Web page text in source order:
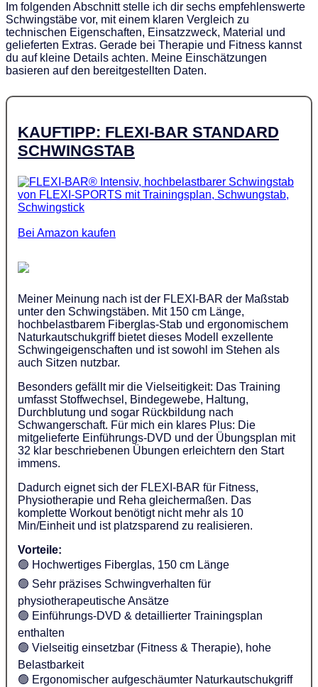
Im folgenden Abschnitt stelle ich dir sechs empfehlenswerte
Schwingstäbe vor, mit einem klaren Vergleich zu
technischen Eigenschaften, Einsatzzweck, Material und
gelieferten Extras. Gerade bei Therapie und Fitness kannst
du auf kleine Details achten. Meine Einschätzungen
basieren auf den bereitgestellten Daten.
KAUFTIPP: FLEXI-BAR STANDARD
SCHWINGSTAB
Bei Amazon kaufen
Meiner Meinung nach ist der FLEXI-BAR der Maßstab
unter den Schwingstäben. Mit 150 cm Länge,
hochbelastbarem Fiberglas-Stab und ergonomischem
Naturkautschukgriff bietet dieses Modell exzellente
Schwingeigenschaften und ist sowohl im Stehen als
auch Sitzen nutzbar.
Besonders gefällt mir die Vielseitigkeit: Das Training
umfasst Stoffwechsel, Bindegewebe, Haltung,
Durchblutung und sogar Rückbildung nach
Schwangerschaft. Für mich ein klares Plus: Die
mitgelieferte Einführungs-DVD und der Übungsplan mit
32 klar beschriebenen Übungen erleichtern den Start
immens.
Dadurch eignet sich der FLEXI-BAR für Fitness,
Physiotherapie und Reha gleichermaßen. Das
komplette Workout benötigt nicht mehr als 10
Min/Einheit und ist platzsparend zu realisieren.
Vorteile:
🟢 Hochwertiges Fiberglas, 150 cm Länge
🟢 Sehr präzises Schwingverhalten für
physiotherapeutische Ansätze
🟢 Einführungs-DVD & detaillierter Trainingsplan
enthalten
🟢 Vielseitig einsetzbar (Fitness & Therapie), hohe
Belastbarkeit
🟢 Ergonomischer aufgeschäumter Naturkautschukgriff